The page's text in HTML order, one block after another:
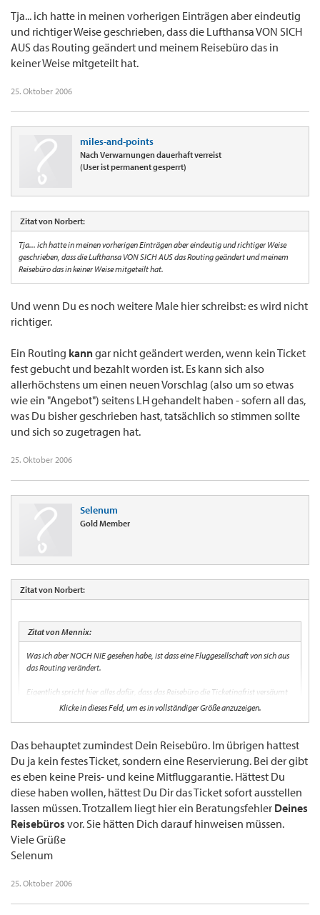
Tja... ich hatte in meinen vorherigen Einträgen aber eindeutig
und richtiger Weise geschrieben, dass die Lufthansa VON SICH
AUS das Routing geändert und meinem Reisebüro das in
keiner Weise mitgeteilt hat.
25. Oktober 2006
miles-and-points
Nach Verwarnungen dauerhaft verreist
(User ist permanent gesperrt)
Zitat von Norbert:
Tja... ich hatte in meinen vorherigen Einträgen aber eindeutig und richtiger Weise
geschrieben, dass die Lufthansa VON SICH AUS das Routing geändert und meinem
Reisebüro das in keiner Weise mitgeteilt hat.
Und wenn Du es noch weitere Male hier schreibst: es wird nicht
richtiger.
Ein Routing kann gar nicht geändert werden, wenn kein Ticket
fest gebucht und bezahlt worden ist. Es kann sich also
allerhöchstens um einen neuen Vorschlag (also um so etwas
wie ein "Angebot") seitens LH gehandelt haben - sofern all das,
was Du bisher geschrieben hast, tatsächlich so stimmen sollte
und sich so zugetragen hat.
25. Oktober 2006
Selenum
Gold Member
Zitat von Norbert:
Zitat von Mennix:
Was ich aber NOCH NIE gesehen habe, ist dass eine Fluggesellschaft von sich aus
das Routing verändert.
Eigentlich spricht hier alles dafür, dass das Reisebüro die Ticketingfrist versäumt
hat, und dann, um vielleicht noch eine Kleinigkeit zu retten, das Routing geändert
Tja... ich hatte in meinen vorherigen Einträgen aber eindeutig und richtiger Weise
geschrieben, dass die Lufthansa VON SICH AUS das Routing geändert und meinem
Reisebüro das in keiner Weise mitgeteilt hat.
Klicke in dieses Feld, um es in vollständiger Größe anzuzeigen.
Das behauptet zumindest Dein Reisebüro. Im übrigen hattest
Du ja kein festes Ticket, sondern eine Reservierung. Bei der gibt
es eben keine Preis- und keine Mitfluggarantie. Hättest Du
diese haben wollen, hättest Du Dir das Ticket sofort ausstellen
lassen müssen. Trotzallem liegt hier ein Beratungsfehler Deines
Reisebüros vor. Sie hätten Dich darauf hinweisen müssen.
Viele Grüße
Selenum
25. Oktober 2006